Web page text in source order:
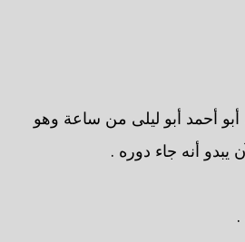
أبو أحمد أبو ليلى من ساعة وهو
يبدو أنه جاء دوره .
.